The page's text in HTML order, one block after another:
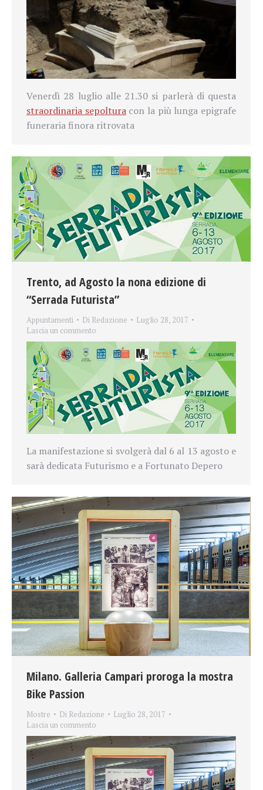
Venerdì 28 luglio alle 21.30 si parlerà di questa
straordinaria sepolturacon la più lunga epigrafe
funeraria finora ritrovata
Trento, ad Agosto la nona edizione di
“Serrada Futurista”
Appuntamenti Di Redazione
Luglio 28, 2017
Lascia un commento
La manifestazione si svolgerà dal 6 al 13 agosto e
sarà dedicata Futurismo e a Fortunato Depero
Milano. Galleria Campari proroga la mostra
Bike Passion
Mostre Di Redazione
Luglio 28, 2017
Lascia un commento